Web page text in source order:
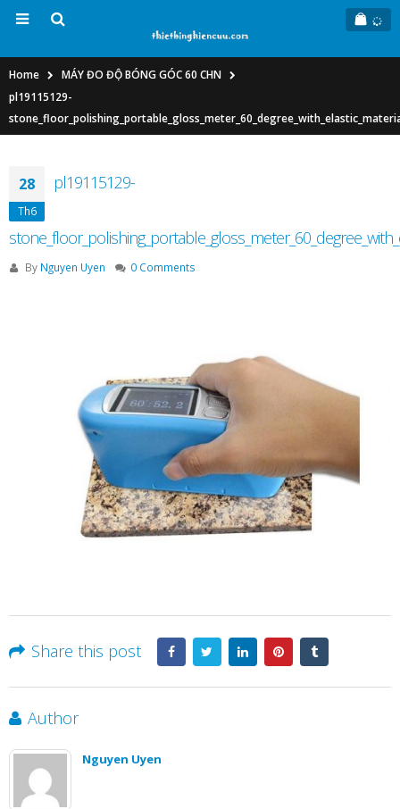
Home
MÁY ĐO ĐỘ BÓNG GÓC 60 CHN
pl19115129-
28
Th6
pl19115129-
By Nguyen Uyen 0 Comments
Share this post
Author
Nguyen Uyen